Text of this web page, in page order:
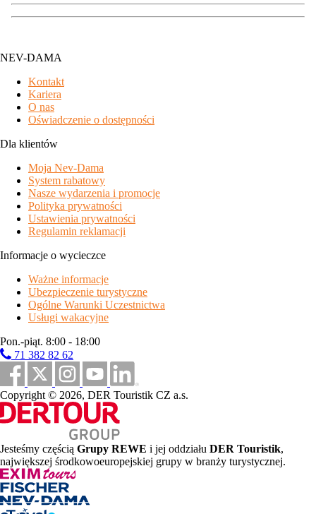
NEV-DAMA
Kontakt
Kariera
O nas
Oświadczenie o dostępności
Dla klientów
Moja Nev-Dama
System rabatowy
Nasze wydarzenia i promocje
Polityka prywatności
Ustawienia prywatności
Regulamin reklamacji
Informacje o wycieczce
Ważne informacje
Ubezpieczenie turystyczne
Ogólne Warunki Uczestnictwa
Usługi wakacyjne
Pon.-piąt. 8:00 - 18:00
71 382 82 62
Copyright © 2026, DER Touristik CZ a.s.
Jesteśmy częścią Grupy REWE i jej oddziału DER Touristik,
największej środkowoeuropejskiej grupy w branży turystycznej.